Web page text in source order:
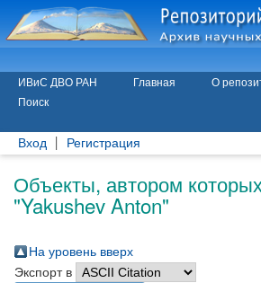
ИВиС ДВО РАН Главная О
Поиск
Вход Регистрация
Объекты, автором
"Yakushev Anton"
На уровень вверх
Экспорт в